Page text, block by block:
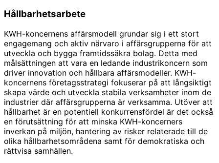
Hållbarhetsarbete
KWH-koncernens affärsmodell grundar sig i ett stort
engagemang och aktiv närvaro i affärsgrupperna för att
utveckla och bygga framtidssäkra bolag. Detta med
målsättningen att vara en ledande industrikoncern som
driver innovation och hållbara affärsmodeller. KWH-
koncernens företagsstrategi fokuserar på att långsiktigt
skapa värde och utveckla stabila verksamheter inom de
industrier där affärsgrupperna är verksamma. Utöver att
hållbarhet är en potentiell konkurrensfördel är det också
en förutsättning för att minska KWH-koncerners
inverkan på miljön, hantering av risker relaterade till de
olika hållbarhetsområdena samt för demokratiska och
rättvisa samhällen.